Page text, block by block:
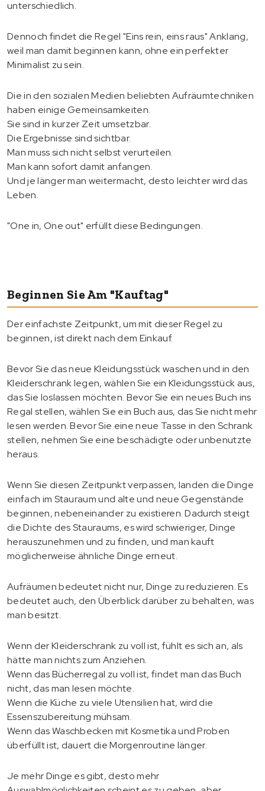
unterschiedlich.
Dennoch findet die Regel "Eins rein, eins raus" Anklang,
weil man damit beginnen kann, ohne ein perfekter
Minimalist zu sein.
Die in den sozialen Medien beliebten Aufräumtechniken
haben einige Gemeinsamkeiten.
Sie sind in kurzer Zeit umsetzbar.
Die Ergebnisse sind sichtbar.
Man muss sich nicht selbst verurteilen.
Man kann sofort damit anfangen.
Und je länger man weitermacht, desto leichter wird das
Leben.
"One in, One out" erfüllt diese Bedingungen.
Beginnen Sie Am "Kauftag"
Der einfachste Zeitpunkt, um mit dieser Regel zu
beginnen, ist direkt nach dem Einkauf.
Bevor Sie das neue Kleidungsstück waschen und in den
Kleiderschrank legen, wählen Sie ein Kleidungsstück aus,
das Sie loslassen möchten. Bevor Sie ein neues Buch ins
Regal stellen, wählen Sie ein Buch aus, das Sie nicht mehr
lesen werden. Bevor Sie eine neue Tasse in den Schrank
stellen, nehmen Sie eine beschädigte oder unbenutzte
heraus.
Wenn Sie diesen Zeitpunkt verpassen, landen die Dinge
einfach im Stauraum und alte und neue Gegenstände
beginnen, nebeneinander zu existieren. Dadurch steigt
die Dichte des Stauraums, es wird schwieriger, Dinge
herauszunehmen und zu finden, und man kauft
möglicherweise ähnliche Dinge erneut.
Aufräumen bedeutet nicht nur, Dinge zu reduzieren. Es
bedeutet auch, den Überblick darüber zu behalten, was
man besitzt.
Wenn der Kleiderschrank zu voll ist, fühlt es sich an, als
hätte man nichts zum Anziehen.
Wenn das Bücherregal zu voll ist, findet man das Buch
nicht, das man lesen möchte.
Wenn die Küche zu viele Utensilien hat, wird die
Essenszubereitung mühsam.
Wenn das Waschbecken mit Kosmetika und Proben
überfüllt ist, dauert die Morgenroutine länger.
Je mehr Dinge es gibt, desto mehr